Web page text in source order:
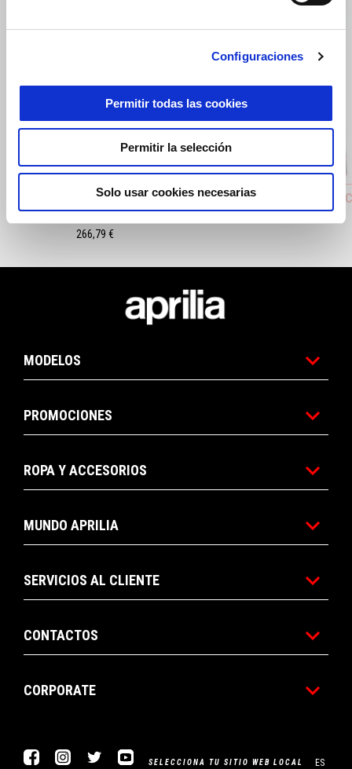
Configuraciones
Permitir todas las cookies
Permitir la selección
Solo usar cookies necesarias
ASIENTO CALEFACTADO DE ALTO
CONFORT
266,79 €
KIT
MODELOS
PROMOCIONES
ROPA Y ACCESORIOS
MUNDO APRILIA
SERVICIOS AL CLIENTE
CONTACTOS
CORPORATE
FacebookInstagram
Twitter YouTube
SELECCIONA TU SITIO WEB LOCAL ES